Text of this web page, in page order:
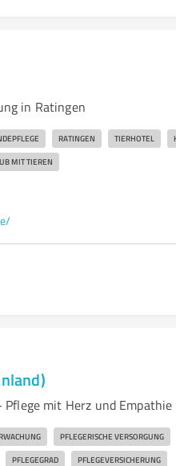
in Ratingen
RATINGEN TIERHOTEL
MIT TIEREN
mit Herz und Empathie
PFLEGERISCHE VERSORGUNG
PFLEGEGRAD PFLEGEVERSICHERUNG